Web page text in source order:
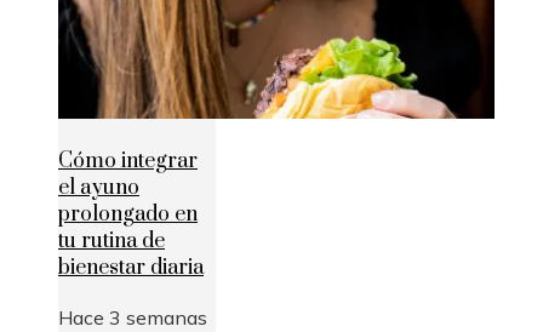
Cómo integrar
el ayuno
prolongado en
tu rutina de
bienestar diaria
Hace 3 semanas